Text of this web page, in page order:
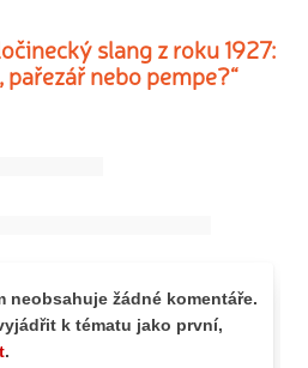
slang z roku 1927:
nebo pempe?“